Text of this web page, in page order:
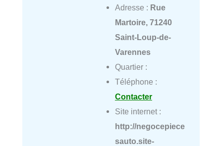
Adresse : Rue
Martoire, 71240
Saint-Loup-de-
Varennes
Quartier :
Téléphone :
Contacter
Site internet :
http://negocepiece
sauto.site-